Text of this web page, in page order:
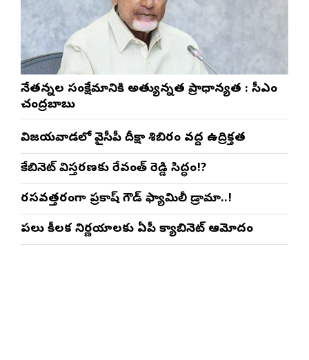
నేతన్నల సంక్షేమానికి అత్యున్నత ప్రాధాన్యత : సీఎం
చంద్రబాబు
విజయవాడలో వైసీపీ దీక్షా శిబిరం వద్ద ఉద్రిక్తత
కేబినెట్ విస్తరణకు రేవంత్ రెడ్డి సిద్ధం!?
రసవత్తరంగా ప్రకాష్ గౌడ్ ఫ్యామిలీ డ్రామా..!
పలు కీలక నిర్ణయాలకు ఏపీ క్యాబినెట్ ఆమోదం